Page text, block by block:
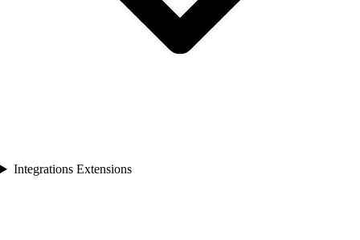
Integrations Extensions